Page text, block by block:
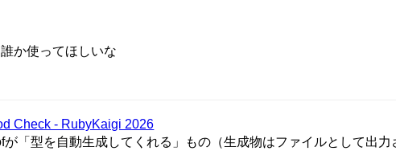
か使ってほしいな
Check - RubyKaigi 2026
「型を自動生成してくれる」もの（生成物はファイルとして出力